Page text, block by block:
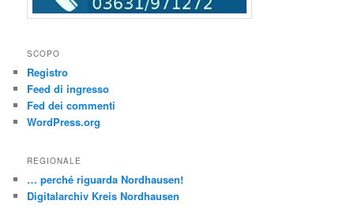
SCOPO
Registro
Feed di ingresso
Fed dei commenti
WordPress.org
REGIONALE
… perché riguarda Nordhausen!
Digitalarchiv Kreis Nordhausen